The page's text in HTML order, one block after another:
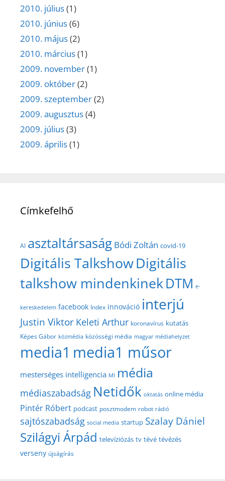
2010. július(1)
2010. június(6)
2010. május(2)
2010. március(1)
2009. november(1)
2009. október(2)
2009. szeptember(2)
2009. augusztus(4)
2009. július(3)
2009. április(1)
Címkefelhő
AI asztaltársaság Bódi Zoltán covid-19
Digitális TalkshowDigitális
talkshow mindenkinekDTM e-
kereskedelem facebook Index innováció interjú
Justin Viktor Keleti Arthur koronavírus kutatás
Képes Gábor közmédia közösségi média magyar médiahelyzet
media1 media1 műsor
mesterséges intelligencia MI média
médiaszabadság Netidők oktatás online média
Pintér Róbert podcast posztmodem robot rádió
sajtószabadság social media startup Szalay Dániel
Szilágyi Árpád televíziózás tv tévé tévézés
verseny újságírás